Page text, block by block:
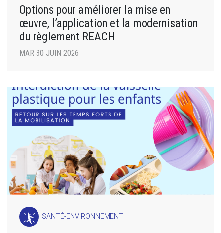
Options pour améliorer la mise en
œuvre, l’application et la modernisation
du règlement REACH
MAR 30 JUIN 2026
SANTÉ-ENVIRONNEMENT